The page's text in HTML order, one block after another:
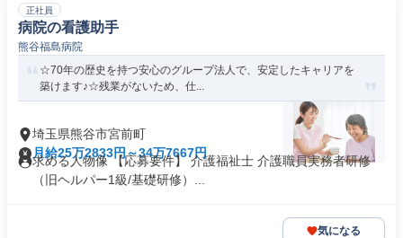
正社員
病院の看護助手
熊谷福島病院
☆70年の歴史を持つ安心のグループ法人で、安定したキャリアを
築けます♪☆残業がないため、仕...
埼玉県熊谷市宮前町
月給25万2833円～34万7667円
求める人物像 【応募要件】 介護福祉士 介護職員実務者研修
（旧ヘルパー1級/基礎研修）...
気になる